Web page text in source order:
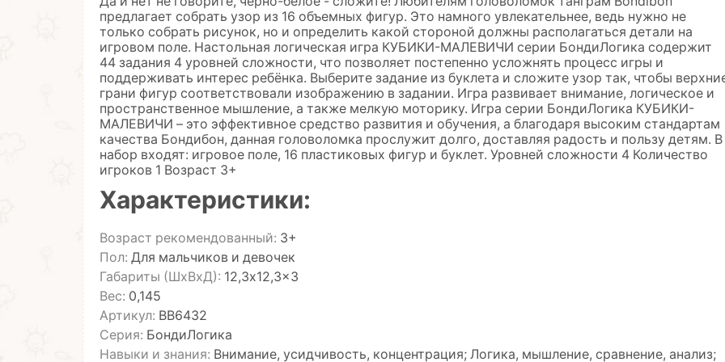
предлагает собрать узор из 16 объемных фигур. Это намного увлекательнее, ведь нужно не
только собрать рисунок, но и определить какой стороной должны располагаться детали на
игровом поле. Настольная логическая игра КУБИКИ-МАЛЕВИЧИ серии БондиЛогика содержит
44 задания 4 уровней сложности, что позволяет постепенно усложнять процесс игры и
поддерживать интерес ребёнка. Выберите задание из буклета и сложите узор так, чтобы
грани фигур соответствовали изображению в задании. Игра развивает внимание, логическое и
пространственное мышление, а также мелкую моторику. Игра серии БондиЛогика КУБИКИ-
МАЛЕВИЧИ – это эффективное средство развития и обучения, а благодаря высоким стандартам
качества Бондибон, данная головоломка прослужит долго, доставляя радость и пользу детям. В
набор входят: игровое поле, 16 пластиковых фигур и буклет. Уровней сложности 4 Количество
игроков 1 Возраст 3+
Характеристики:
Возраст рекомендованный: 3+
Пол: Для мальчиков и девочек
Габариты (ШхВхД): 12,3x12,3x3
Вес: 0,145
Артикул: ВВ6432
Серия: БондиЛогика
Навыки и знания: Внимание, усидчивость, концентрация; Логика, мышление, сравнение, анализ;